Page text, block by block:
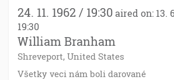
24. 11. 1962 / 19:30 aired on: 13.
19:30
William Branham
Shreveport, United States
Všetky veci nám boli darované